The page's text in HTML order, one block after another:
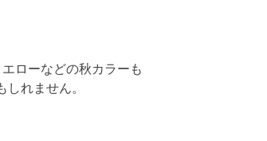
ローなどの秋カラーも
れません。